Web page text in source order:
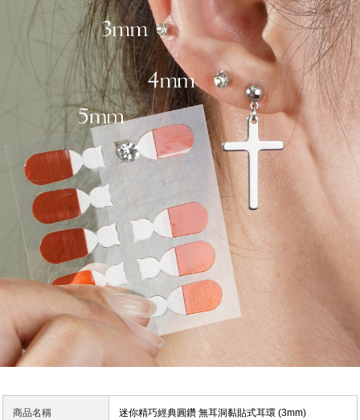
商品名稱 迷你精巧經典圓鑽 無耳洞黏貼式耳環 (3mm)